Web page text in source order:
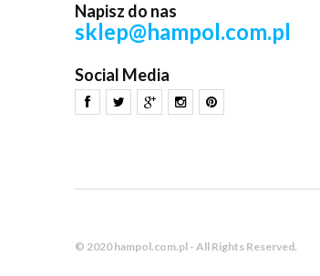
Napisz do nas
sklep@hampol.com.pl
Social Media
© 2020 hampol.com.pl - All Rights Reserved.